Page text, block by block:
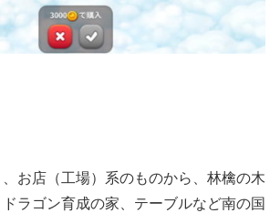
お店（工場）系のものから、林檎の木
ラゴン育成の家、テーブルなど南の国